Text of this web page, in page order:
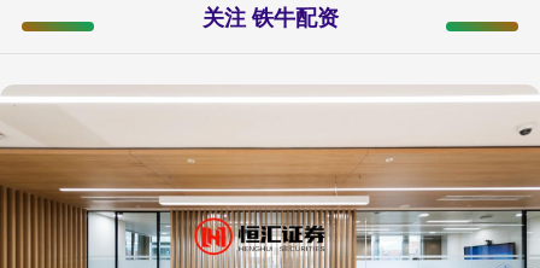
关注 铁牛配资